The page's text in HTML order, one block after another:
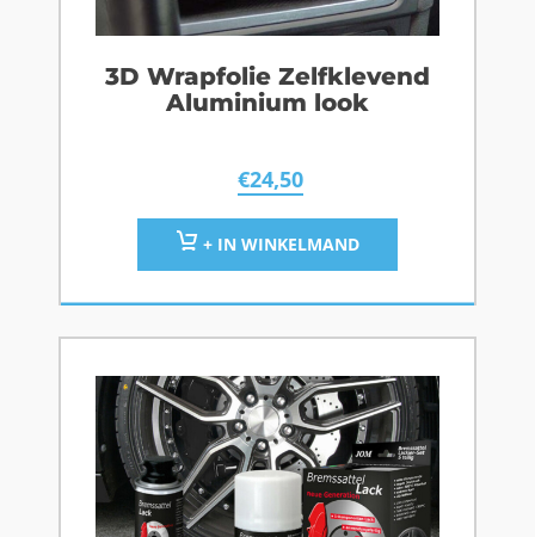
3D Wrapfolie Zelfklevend
Aluminium look
€24,50
+ IN WINKELMAND